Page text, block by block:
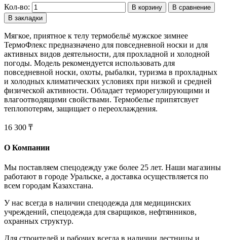
Кол-во: В корзину
В сравнение
В закладки
Мягкое, приятное к телу термобельё мужское зимнее
ТермоФлекс предназначено для повседневной носки и для
активных видов деятельности, для прохладной и холодной
погоды. Модель рекомендуется использовать для
повседневной носки, охоты, рыбалки, туризма в прохладных
и холодных климатических условиях при низкой и средней
физической активности. Обладает терморегулирующими и
влагоотводящими свойствами. Термобелье припятсвует
теплопотерям, защищает о переохлаждения.
16 300 ₸
О Компании
Мы поставляем спецодежду уже более 25 лет. Наши магазины
работают в городе Уральске, а доставка осуществляется по
всем городам Казахстана.
У нас всегда в наличии спецодежда для медицинских
учреждений, спецодежда для сварщиков, нефтянников,
охранных структур.